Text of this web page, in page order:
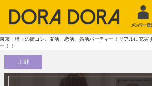
東京・埼玉の街コン、友活、恋活、婚活パーティー！リアルに充実
ー！！
上野